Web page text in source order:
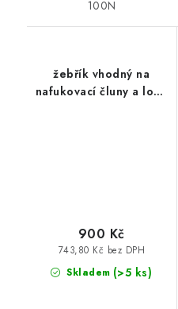
100N
žebřík vhodný na
nafukovací čluny a lodě
Skladem (>5 ks)
743,80 Kč bez DPH
900 Kč